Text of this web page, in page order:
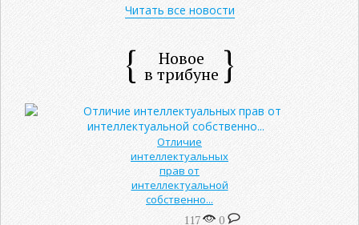
Читать все новости
Новое
в трибуне
Отличие
интеллектуальных
прав от
интеллектуальной
собственно...
117 0